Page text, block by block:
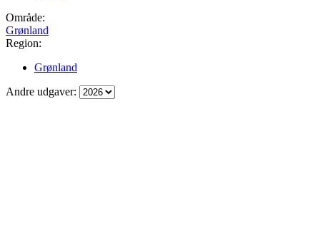
Område:
Grønland
Region:
Grønland
Andre udgaver: